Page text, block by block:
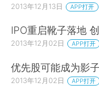
2013年12月13日 APP打开
IPO重启靴子落地
2013年12月02日 APP打开
优先股可能成为影
2013年12月02日 APP打开